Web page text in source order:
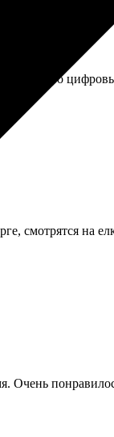
Качество
смотрятся на